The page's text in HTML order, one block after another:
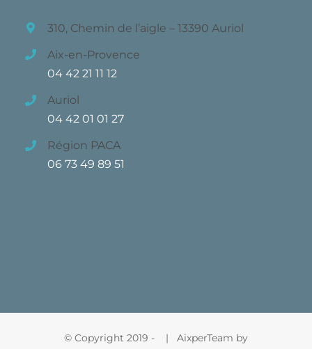
310, Chemin de l’aigle – 13390 Auriol
Aix-en-Provence
04 42 21 11 12
Auriol
04 42 01 01 27
Région PACA
06 73 49 89 51
© Copyright 2019 - | AixperTeam by